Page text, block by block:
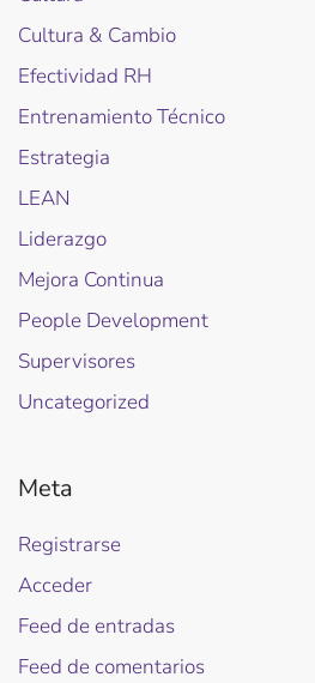
Cultura & Cambio
Efectividad RH
Entrenamiento Técnico
Estrategia
LEAN
Liderazgo
Mejora Continua
People Development
Supervisores
Uncategorized
Meta
Registrarse
Acceder
Feed de entradas
Feed de comentarios